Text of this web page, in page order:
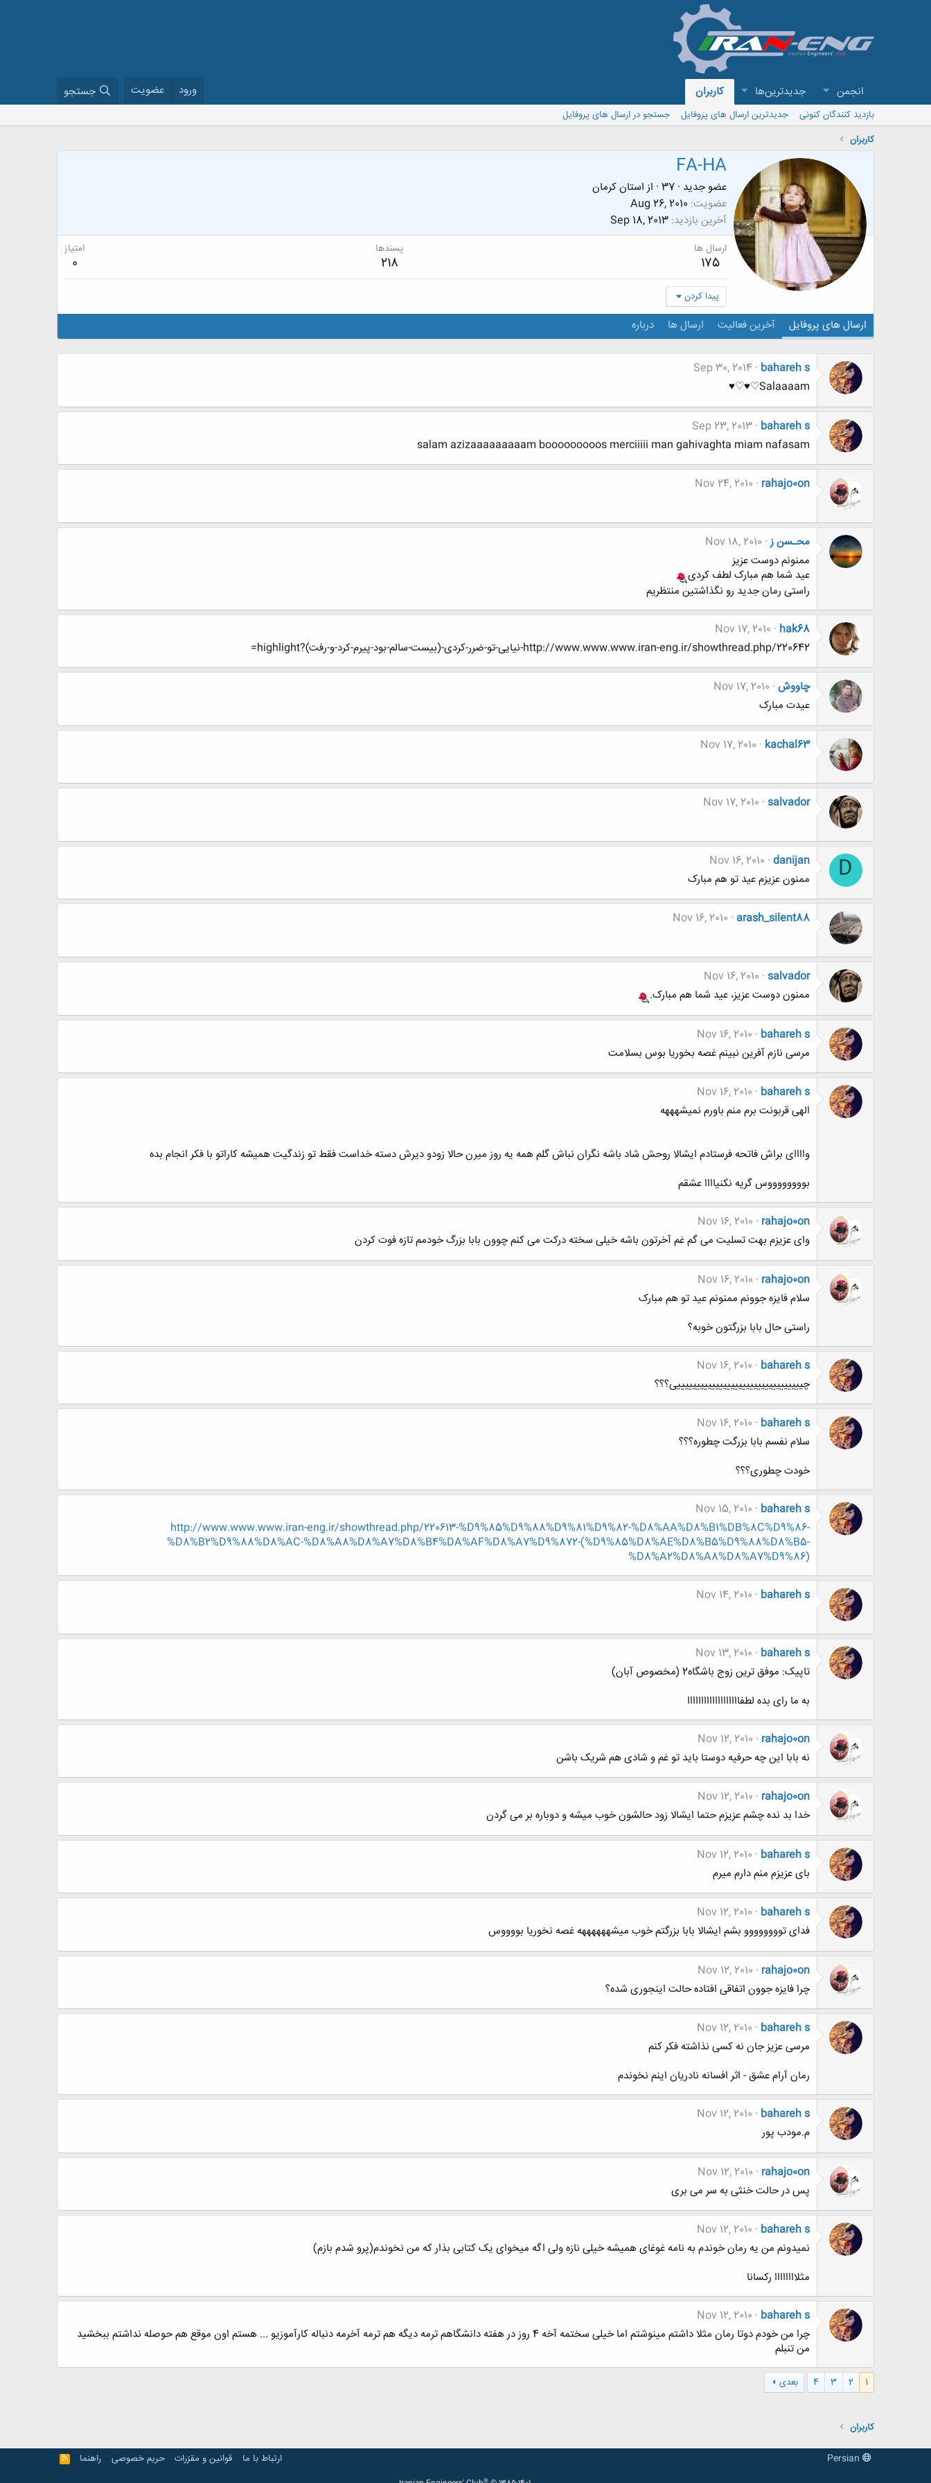
انجمن جدیدترین‌ها کاربران ورود عضویت جستجو
بازدید کنندگان کنونی جدیدترین ارسال های پروفایل
جستجو در ارسال های پروفایل
کاربران
FA-HA
عضو جدید ·
· از استان كرمان
عضویت Aug 26, 2010
آخرین بازدید Sep 18, 2013
ارسال ها
175
پسندها
218
امتیاز
0
پیدا کردن
ارسال های پروفایل آخرین فعالیت ارسال ها درباره
bahareh s
Sep 30, 2014
Salaaaam♡♥♡♥
bahareh s
Sep 23, 2013
salam azizaaaaaaaaam booooooooos merciiiii man gahivaghta miam nafasam
rahajo0on
Nov 24, 2010
محـسن ز Nov 18, 2010
ممنونم دوست عزیز
عید شما هم مبارک لطف کردی
راستی رمان جدید رو نگذاشتین منتظریم
hak68
Nov 17, 2010
http://www.www.www.iran-eng.ir/showthread.php/220642-نیایی-تو-ضرر-کردی-(بیست-سالم-بود-پیرم-کرد-و-رفت)?highlight=
چاووش Nov 17, 2010
عیدت مبارک
kachal63
Nov 17, 2010
salvador
Nov 17, 2010
D
danijan
Nov 16, 2010
ممنون عزیزم عید تو هم مبارک
arash_silent88
Nov 16, 2010
salvador
Nov 16, 2010
ممنون دوست عزیز، عید شما هم مبارک.
bahareh s
Nov 16, 2010
مرسی نازم آفرین نبینم غصه بخوریا بوس بسلامت
bahareh s
Nov 16, 2010
الهی قربونت برم منم باورم نمیشهههه
واااای براش فاتحه فرستادم ایشالا روحش شاد باشه نگران نباش گلم همه یه روز میرن حالا زودو دیرش دسته خداست فقط تو زندگیت همیشه کاراتو با فکر انجام بده
بووووووووس گریه نکنیاااا عشقم
rahajo0on
Nov 16, 2010
وای عزیزم بهت تسلیت می گم غم آخرتون باشه خیلی سخته درکت می کنم چوون بابا بزرگ خودمم تازه فوت کردن
rahajo0on
Nov 16, 2010
سلام فایزه جوونم ممنونم عید تو هم مبارک
راستی حال بابا بزرگتون خوبه؟
bahareh s
Nov 16, 2010
چیییییییییییییییییییییییییییییییییی؟؟؟
bahareh s
Nov 16, 2010
سلام نفسم بابا بزرگت چطوره؟؟؟
خودت چطوری؟؟؟
bahareh s
Nov 15, 2010
http://www.www.www.iran-eng.ir/showthread.php/220613-%D9%85%D9%88%D9%81%D9%82-%D8%AA%D8%B1%DB%8C%D9%86-
%D8%B2%D9%88%D8%AC-%D8%A8%D8%A7%D8%B4%DA%AF%D8%A7%D9%872-(%D9%85%D8%AE%D8%B5%D9%88%D8%B5-
%D8%A2%D8%A8%D8%A7%D9%86)
bahareh s
Nov 14, 2010
bahareh s
Nov 13, 2010
تاپیک: موفق ترین زوج باشگاه2 (مخصوص آبان)
به ما رای بده لطفااااااااااااااااااا
rahajo0on
Nov 12, 2010
نه بابا این چه حرفیه دوستا باید تو غم و شادی هم شریک باشن
rahajo0on
Nov 12, 2010
خدا بد نده چشم عزیزم حتما ایشالا زود حالشون خوب میشه و دوباره بر می گردن
bahareh s
Nov 12, 2010
بای عزیزم منم دارم میرم
bahareh s
Nov 12, 2010
فدای توووووووو بشم ایشالا بابا بزرگتم خوب میشههههههه غصه نخوریا بووووس
rahajo0on
Nov 12, 2010
چرا فایزه جوون اتفاقی افتاده حالت اینجوری شده؟
bahareh s
Nov 12, 2010
مرسی عزیز جان نه کسی نذاشته فکر کنم
رمان آرام عشق - اثر افسانه نادریان اینم نخوندم
bahareh s
Nov 12, 2010
م.مودب پور
rahajo0on
Nov 12, 2010
پس در حالت خنثی به سر می بری
bahareh s
Nov 12, 2010
نمیدونم من یه رمان خوندم به نامه غوغای همیشه خیلی نازه ولی اگه میخوای یک کتابی بذار که من نخوندم(پرو شدم بازم)
مثلاااااااا رکسانا
bahareh s
Nov 12, 2010
چرا من خودم دوتا رمان مثلا داشتم مینوشتم اما خیلی سختمه آخه 4 روز در هفته دانشگاهم ترمه دیگه هم ترمه آخرمه دنباله کارآموزیو ... هستم اون موقع هم حوصله نداشتم ببخشید
من تنبلم
1
2
3
4 بعدی
کاربران
ارتباط با ما قوانین و مقرّرات حریم خصوصی راهنما
R
S
®